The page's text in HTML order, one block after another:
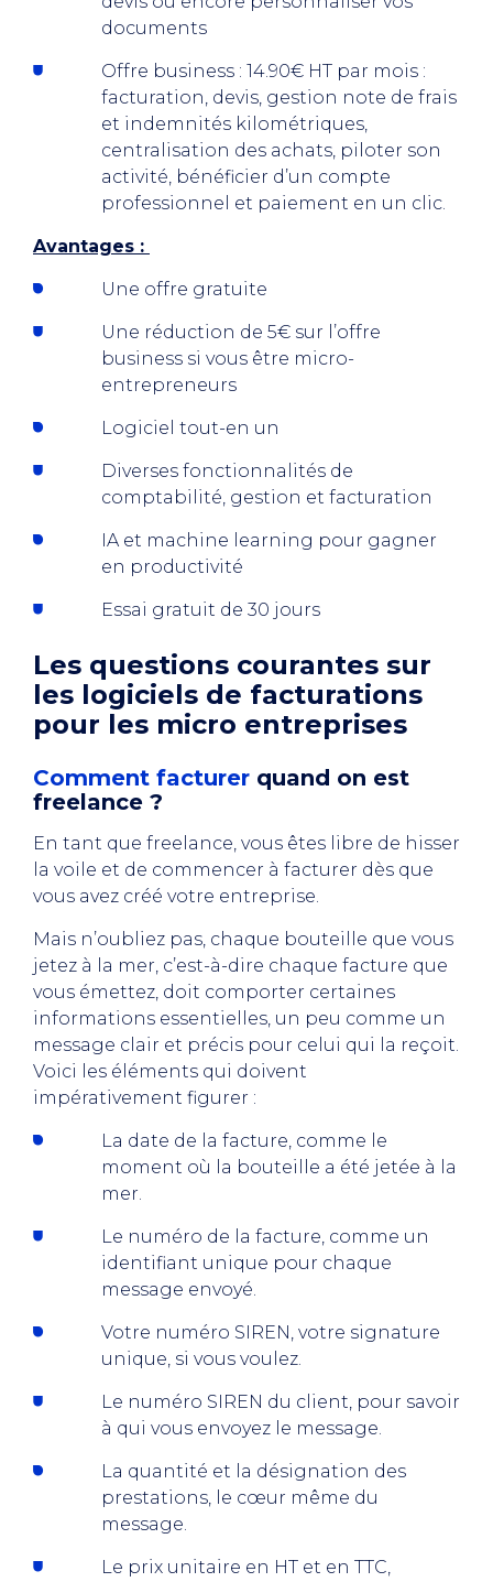
documents
Offre business : 14.90€ HT par mois :
facturation, devis, gestion note de frais
et indemnités kilométriques,
centralisation des achats, piloter son
activité, bénéficier d’un compte
professionnel et paiement en un clic.
Avantages :
Une offre gratuite
Une réduction de 5€ sur l’offre
business si vous être micro-
entrepreneurs
Logiciel tout-en un
Diverses fonctionnalités de
comptabilité, gestion et facturation
IA et machine learning pour gagner
en productivité
Essai gratuit de 30 jours
Les questions courantes sur
les logiciels de facturations
pour les micro entreprises
Comment facturer quand on est
freelance ?
En tant que freelance, vous êtes libre de hisser
la voile et de commencer à facturer dès que
vous avez créé votre entreprise.
Mais n’oubliez pas, chaque bouteille que vous
jetez à la mer, c’est-à-dire chaque facture que
vous émettez, doit comporter certaines
informations essentielles, un peu comme un
message clair et précis pour celui qui la reçoit.
Voici les éléments qui doivent
impérativement figurer :
La date de la facture, comme le
moment où la bouteille a été jetée à la
mer.
Le numéro de la facture, comme un
identifiant unique pour chaque
message envoyé.
Votre numéro SIREN, votre signature
unique, si vous voulez.
Le numéro SIREN du client, pour savoir
à qui vous envoyez le message.
La quantité et la désignation des
prestations, le cœur même du
message.
Le prix unitaire en HT et en TTC,